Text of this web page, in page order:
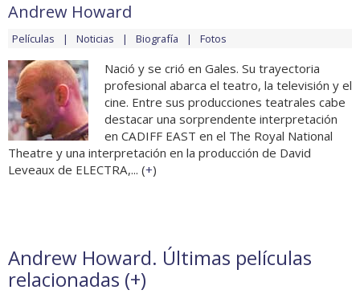
Andrew Howard
Películas Noticias Biografía Fotos
Nació y se crió en Gales. Su trayectoria
profesional abarca el teatro, la televisión y el
cine. Entre sus producciones teatrales cabe
destacar una sorprendente interpretación
en CADIFF EAST en el The Royal National
Theatre y una interpretación en la producción de David
Leveaux de ELECTRA,... (+)
Andrew Howard. Últimas películas
relacionadas (+)